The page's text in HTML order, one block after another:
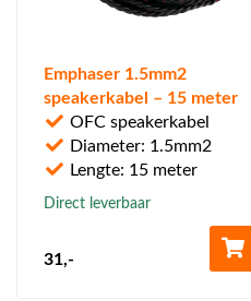
Emphaser 1.5mm2
speakerkabel – 15 meter
OFC speakerkabel
Diameter: 1.5mm2
Lengte: 15 meter
Direct leverbaar
31,-